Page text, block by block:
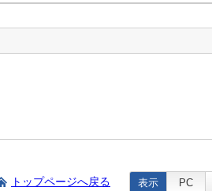
トップページへ戻る 表示 PC